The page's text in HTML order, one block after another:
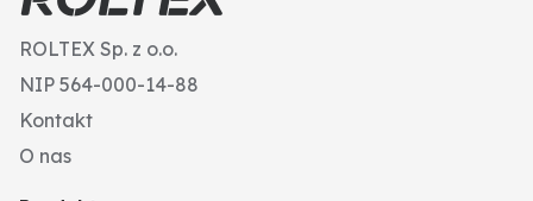
ROLTEX Sp. z o.o.
NIP 564-000-14-88
Kontakt
O nas